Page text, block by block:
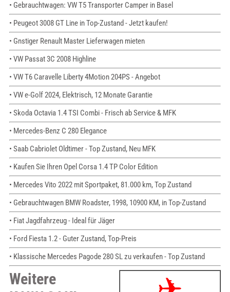
• Gebrauchtwagen: VW T5 Transporter Camper in Basel
• Peugeot 3008 GT Line in Top-Zustand - Jetzt kaufen!
• Gnstiger Renault Master Lieferwagen mieten
• VW Passat 3C 2008 Highline
• VW T6 Caravelle Liberty 4Motion 204PS - Angebot
• VW e-Golf 2024, Elektrisch, 12 Monate Garantie
• Skoda Octavia 1.4 TSI Combi - Frisch ab Service & MFK
• Mercedes-Benz C 280 Elegance
• Saab Cabriolet Oldtimer - Top Zustand, Neu MFK
• Kaufen Sie Ihren Opel Corsa 1.4 TP Color Edition
• Mercedes Vito 2022 mit Sportpaket, 81.000 km, Top Zustand
• Gebrauchtwagen BMW Roadster, 1998, 10900 KM, in Top-Zustand
• Fiat Jagdfahrzeug - Ideal für Jäger
• Ford Fiesta 1.2 - Guter Zustand, Top-Preis
• Klassische Mercedes Pagode 280 SL zu verkaufen - Top Zustand
Weitere